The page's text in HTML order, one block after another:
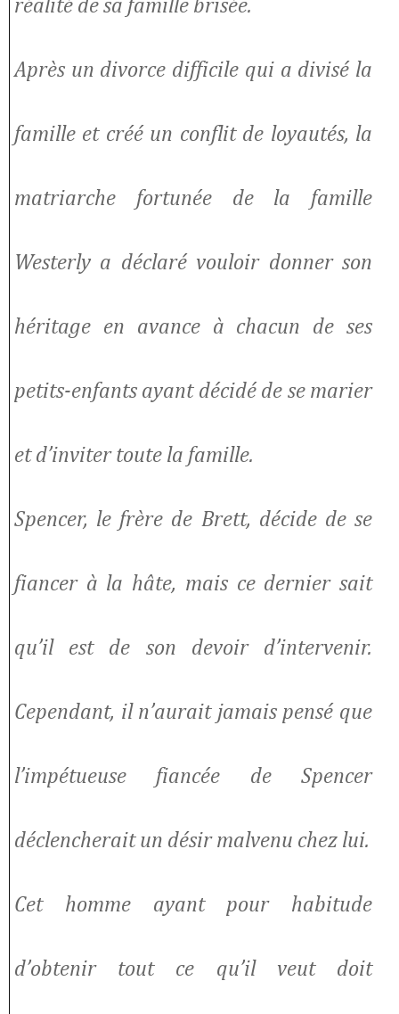
réalité de sa famille brisée.
Après un divorce difficile qui a divisé la
famille et créé un conflit de loyautés, la
matriarche fortunée de la famille
Westerly a déclaré vouloir donner son
héritage en avance à chacun de ses
petits-enfants ayant décidé de se marier
et d’inviter toute la famille.
Spencer, le frère de Brett, décide de se
fiancer à la hâte, mais ce dernier sait
qu’il est de son devoir d’intervenir.
Cependant, il n’aurait jamais pensé que
l’impétueuse fiancée de Spencer
déclencherait un désir malvenu chez lui.
Cet homme ayant pour habitude
d’obtenir tout ce qu’il veut doit